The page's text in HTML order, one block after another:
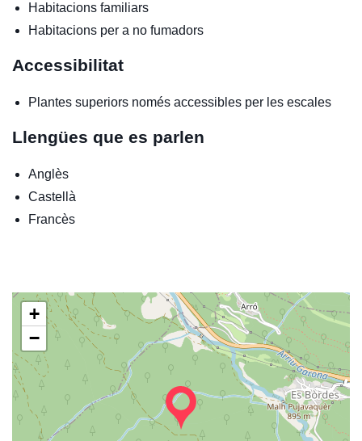
Habitacions familiars
Habitacions per a no fumadors
Accessibilitat
Plantes superiors només accessibles per les escales
Llengües que es parlen
Anglès
Castellà
Francès
+
−